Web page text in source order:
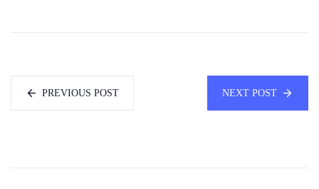
PREVIOUS POST NEXT POST